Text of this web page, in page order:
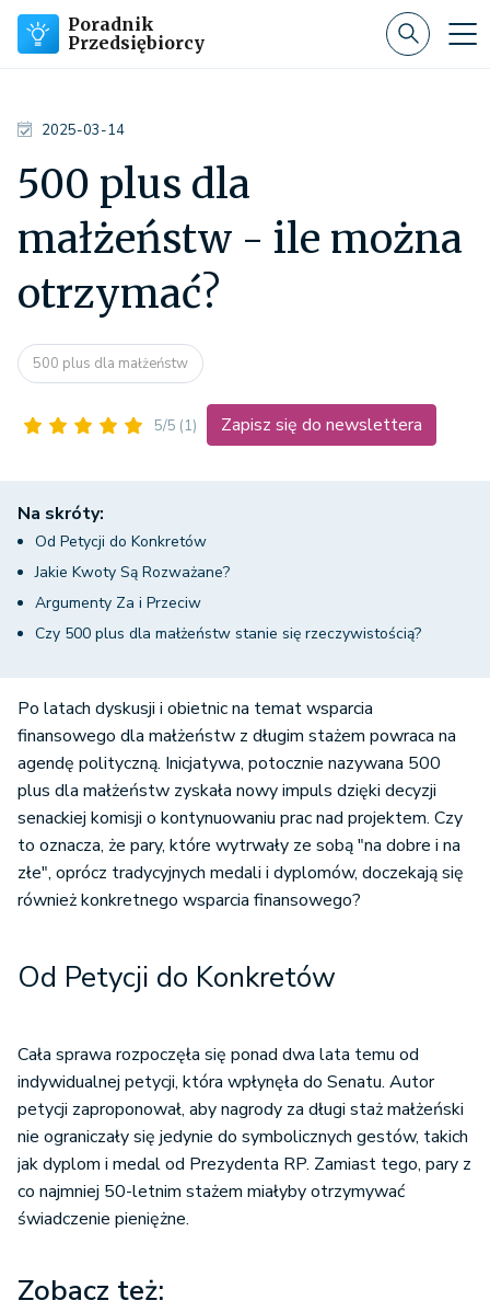
Poradnik
Przedsiębiorcy
2025-03-14
500 plus dla
małżeństw - ile można
otrzymać?
500 plus dla małżeństw
5/5 (1) Zapisz się do newslettera
Na skróty:
Od Petycji do Konkretów
Jakie Kwoty Są Rozważane?
Argumenty Za i Przeciw
Czy 500 plus dla małżeństw stanie się rzeczywistością?
Po latach dyskusji i obietnic na temat wsparcia
finansowego dla małżeństw z długim stażem powraca na
agendę polityczną. Inicjatywa, potocznie nazywana 500
plus dla małżeństw zyskała nowy impuls dzięki decyzji
senackiej komisji o kontynuowaniu prac nad projektem. Czy
to oznacza, że pary, które wytrwały ze sobą "na dobre i na
złe", oprócz tradycyjnych medali i dyplomów, doczekają się
również konkretnego wsparcia finansowego?
Od Petycji do Konkretów
Cała sprawa rozpoczęła się ponad dwa lata temu od
indywidualnej petycji, która wpłynęła do Senatu. Autor
petycji zaproponował, aby nagrody za długi staż małżeński
nie ograniczały się jedynie do symbolicznych gestów, takich
jak dyplom i medal od Prezydenta RP. Zamiast tego, pary z
co najmniej 50-letnim stażem miałyby otrzymywać
świadczenie pieniężne.
Zobacz też: